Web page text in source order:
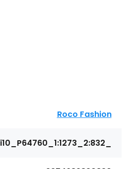
Roco Fashion
i10_P64760_1:1273_2:832_